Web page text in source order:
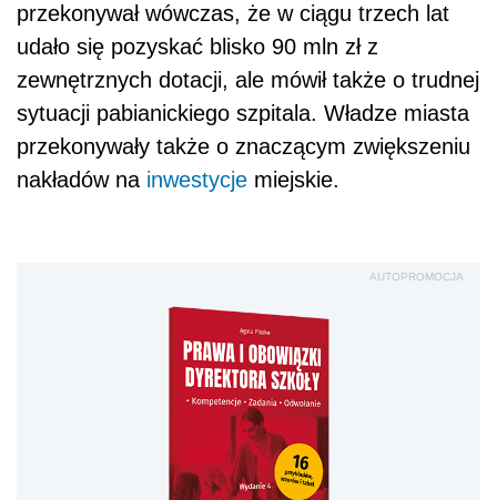
przekonywał wówczas, że w ciągu trzech lat
udało się pozyskać blisko 90 mln zł z
zewnętrznych dotacji, ale mówił także o trudnej
sytuacji pabianickiego szpitala. Władze miasta
przekonywały także o znaczącym zwiększeniu
nakładów na inwestycje miejskie.
AUTOPROMOCJA